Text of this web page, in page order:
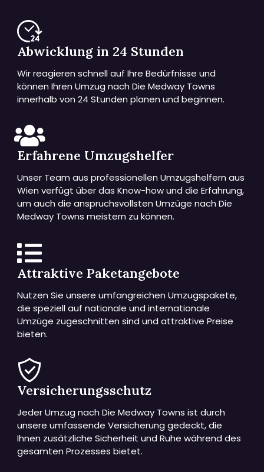
Abwicklung in 24 Stunden
Wir reagieren schnell auf Ihre Bedürfnisse und
können Ihren Umzug nach Die Medway Towns
innerhalb von 24 Stunden planen und beginnen.
Erfahrene Umzugshelfer
Unser Team aus professionellen Umzugshelfern aus
Wien verfügt über das Know-how und die Erfahrung,
um auch die anspruchsvollsten Umzüge nach Die
Medway Towns meistern zu können.
Attraktive Paketangebote
Nutzen Sie unsere umfangreichen Umzugspakete,
die speziell auf nationale und internationale
Umzüge zugeschnitten sind und attraktive Preise
bieten.
Versicherungsschutz
Jeder Umzug nach Die Medway Towns ist durch
unsere umfassende Versicherung gedeckt, die
Ihnen zusätzliche Sicherheit und Ruhe während des
gesamten Prozesses bietet.